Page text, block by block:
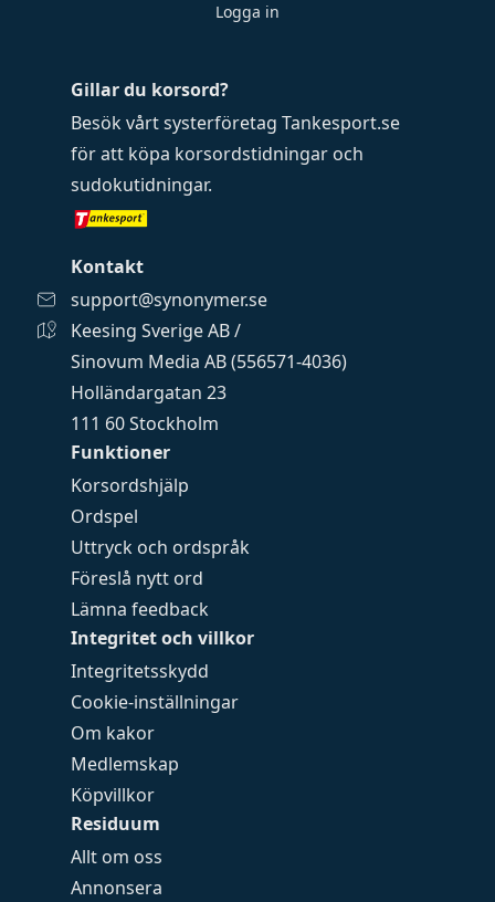
Funktioner
Korsordshjälp
Ordspel
Uttryck och ordspråk
Föreslå nytt ord
Lämna feedback
Integritet och villkor
Integritetsskydd
Cookie-inställningar
Om kakor
Medlemskap
Köpvillkor
Residuum
Allt om oss
Annonsera
Gillar du korsord?
Besök vårt systerföretag Tankesport.se
för att köpa korsordstidningar och
sudokutidningar.
Kontakt
support@synonymer.se
Keesing Sverige AB /
Sinovum Media AB (556571-4036)
Holländargatan 23
111 60 Stockholm
Logga in